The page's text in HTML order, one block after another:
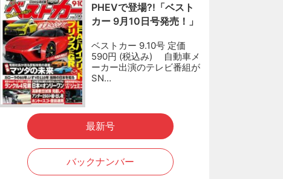
PHEVで登場?!「ベスト
カー 9月10日号発売！」
ベストカー 9.10号 定価
590円 (税込み) 自動車メ
ーカー出演のテレビ番組が
SN…
最新号
バックナンバー